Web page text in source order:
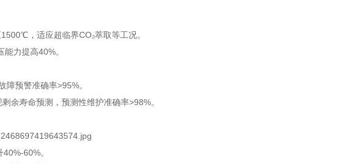
，适应超临界CO₂萃取等工况。
力提高40%。
预警准确率>95%。
余寿命预测，预测性维护准确率>98%。
60%。